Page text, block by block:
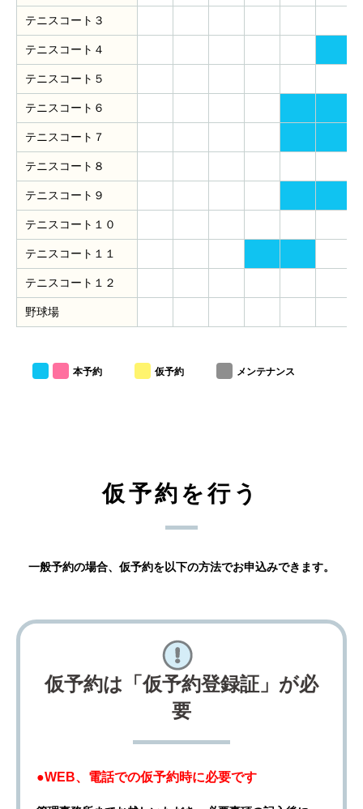
テニスコート３
テニスコート４
テニスコート５
テニスコート６
テニスコート７
テニスコート８
テニスコート９
テニスコート１０
テニスコート１１
テニスコート１２
野球場
本予約 仮予約 メンテナンス
仮予約を行う
一般予約の場合、仮予約を以下の方法でお申込みできます。
仮予約は「仮予約登録証」が必
要
●WEB、電話での仮予約時に必要です